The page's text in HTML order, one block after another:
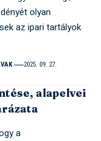
olyan
az ipari tartályok
2025. 09. 27.
alapelvei
a